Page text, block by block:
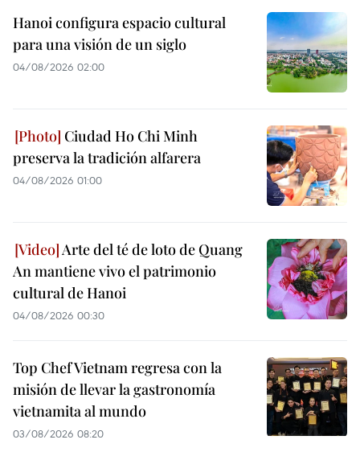
Hanoi configura espacio cultural
para una visión de un siglo
04/08/2026 02:00
Ciudad Ho Chi Minh
preserva la tradición alfarera
04/08/2026 01:00
Arte del té de loto de Quang
An mantiene vivo el patrimonio
cultural de Hanoi
04/08/2026 00:30
Top Chef Vietnam regresa con la
misión de llevar la gastronomía
vietnamita al mundo
03/08/2026 08:20